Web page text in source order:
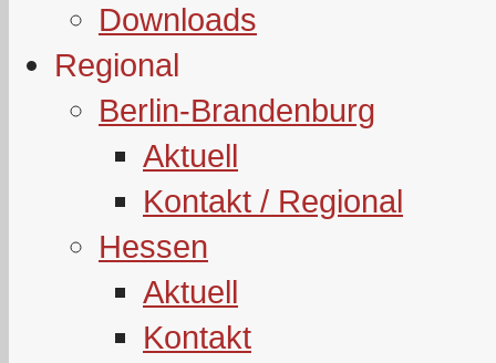
Downloads
Regional
Berlin-Brandenburg
Aktuell
Kontakt / Regional
Hessen
Aktuell
Kontakt